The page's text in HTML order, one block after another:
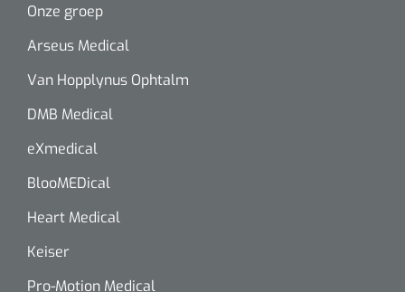
Siliconen verbanden
Alginaten
Diversen
Watten
Onze groep
Arseus Medical
Van Hopplynus Ophtalm
DMB Medical
eXmedical
BlooMEDical
Heart Medical
Keiser
Pro-Motion Medical